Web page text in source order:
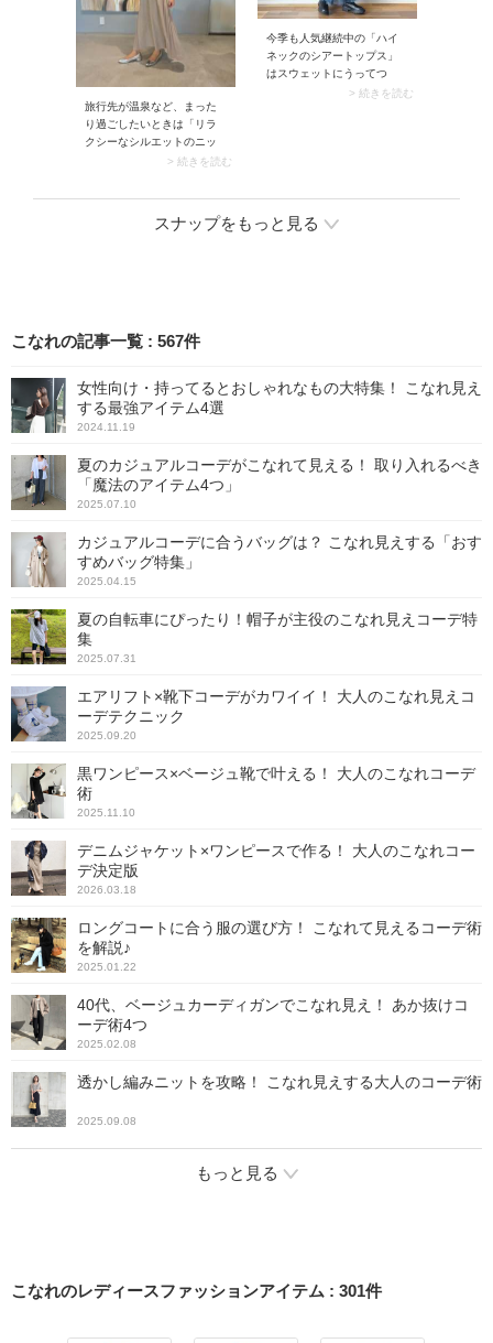
今季も人気継続中の「ハイ
ネックのシアートップス」
はスウェットにうってつ
け。下に重ね着すること
に決まりますよ。
> 続きを読む
旅行先が温泉など、まった
り過ごしたいときは「リラ
クシーなシルエットのニッ
トワンピース」を選んでみ
ときもサッと被るだけでOK
> 続きを読む
スナップをもっと見る
こなれの記事一覧 : 567件
女性向け・持ってるとおしゃれなもの大特集！ こなれ見え
する最強アイテム4選
2024.11.19
夏のカジュアルコーデがこなれて見える！ 取り入れるべき
「魔法のアイテム4つ」
2025.07.10
カジュアルコーデに合うバッグは？ こなれ見えする「おす
すめバッグ特集」
2025.04.15
夏の自転車にぴったり！帽子が主役のこなれ見えコーデ特
集
2025.07.31
エアリフト×靴下コーデがカワイイ！ 大人のこなれ見えコ
ーデテクニック
2025.09.20
黒ワンピース×ベージュ靴で叶える！ 大人のこなれコーデ
術
2025.11.10
デニムジャケット×ワンピースで作る！ 大人のこなれコー
デ決定版
2026.03.18
ロングコートに合う服の選び方！ こなれて見えるコーデ術
を解説♪
2025.01.22
40代、ベージュカーディガンでこなれ見え！ あか抜けコ
ーデ術4つ
2025.02.08
透かし編みニットを攻略！ こなれ見えする大人のコーデ術
2025.09.08
もっと見る
こなれのレディースファッションアイテム : 301件